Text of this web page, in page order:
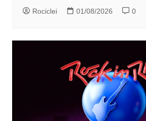
Rociclei 01/08/2026 0